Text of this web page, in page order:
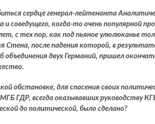
сердце генерал-лейтенанта
соведущего, когда-то очень популярной
с тех пор, как под пьяное улюлюканье
Стена, после падения которой, в
объединения двух Германий, пришел
обстановке, для спасения своих
ГДР, всегда оказывавших руководству
до политической, было сделано?